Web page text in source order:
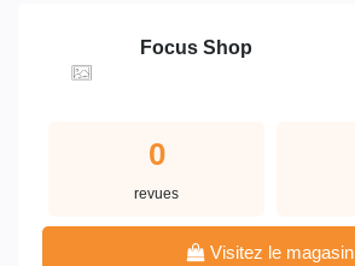
Focus Shop
0
revues
Visitez le magasin